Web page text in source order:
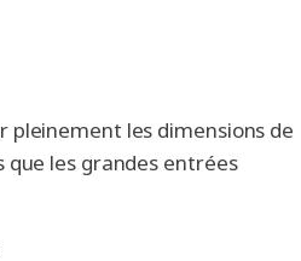
pleinement les dimensions de
que les grandes entrées